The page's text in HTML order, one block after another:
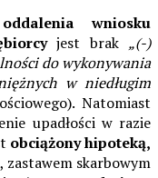
wniosku
jest brak „(-)
do wykonywania
w niedługim
Natomiast
upadłości w razie
obciążony hipoteką,
, zastawem skarbowym